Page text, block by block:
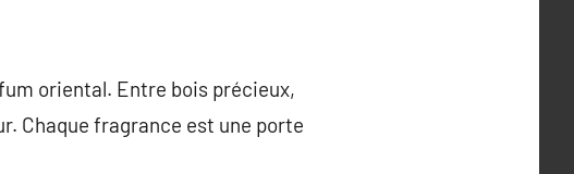
oriental. Entre bois précieux,
Chaque fragrance est une porte